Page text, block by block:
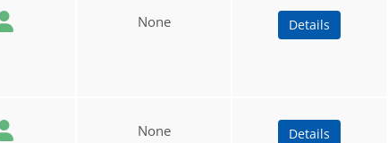
None Details
None Details